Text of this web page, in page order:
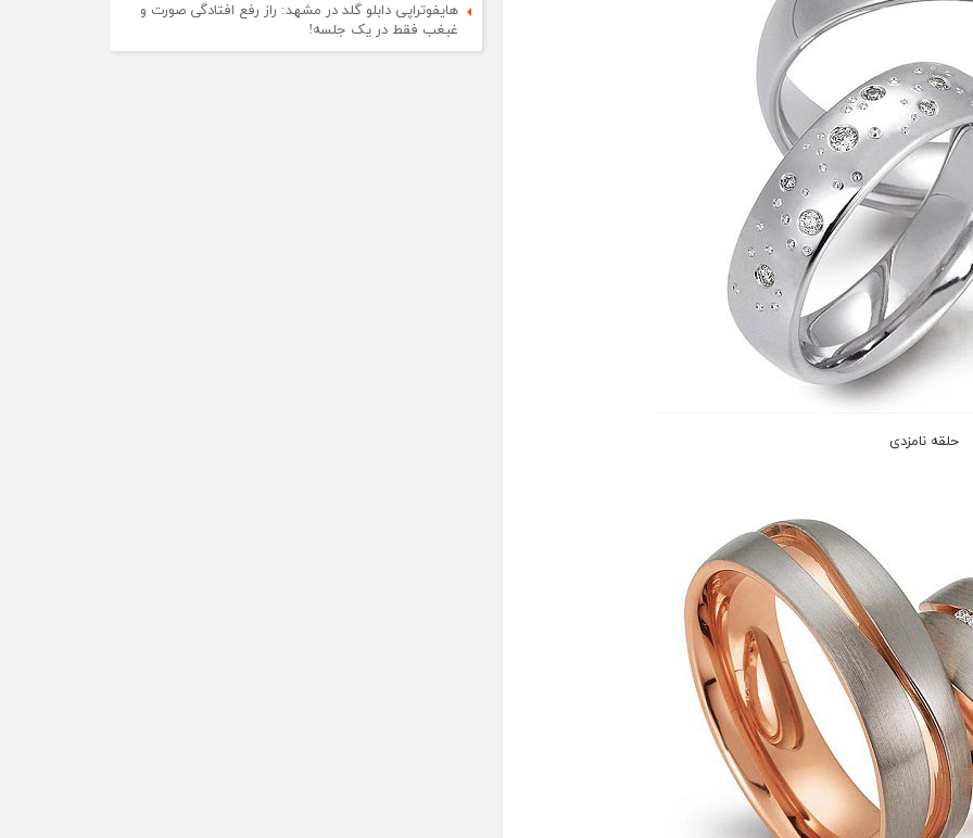
حلقه نامزدی
هایفوتراپی دابلو گلد در مشهد: راز رفع افتادگی صورت و
غبغب فقط در یک جلسه!